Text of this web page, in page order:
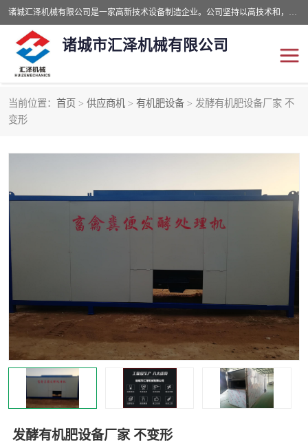
诸城汇泽机械有限公司是一家高新技术设备制造企业。公司坚持以高技术和，高服务于用户，以的环保机械制造设备赢的用户的信赖。现在主要生产死亡畜禽无害化处理和立式和卧式有机肥设备，搅拌机，烘干机，高温发酵机等。污水处理设备，固液分离机。气浮机，化制机等。公司秉承品质，用户至上，科技创新的经营理。
诸城市汇泽机械有限公司
当前位置： 首页 > 供应商机 > 有机肥设备 > 发酵有机肥设备厂家 不
变形
发酵有机肥设备厂家 不变形
发酵设备
鸡粪发酵机 有机肥设备
纳米膜好氧发酵堆肥机 粪污烘干酶体机
膜式堆肥机 纳米膜发酵
膜式发酵仓